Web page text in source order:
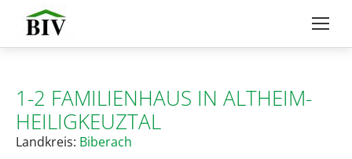
1-2 FAMILIENHAUS IN ALTHEIM-
HEILIGKEUZTAL
Landkreis: Biberach